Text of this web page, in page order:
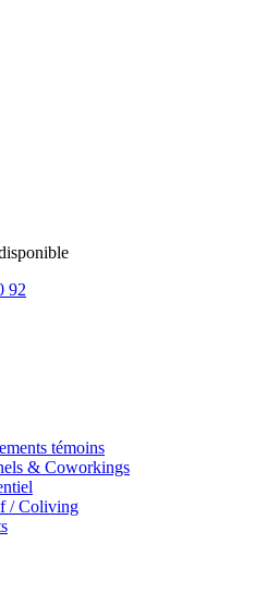
92
témoins
& Coworkings
/ Coliving